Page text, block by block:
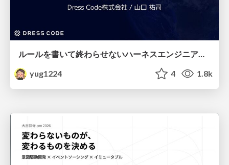
yug1224
4 1.8k